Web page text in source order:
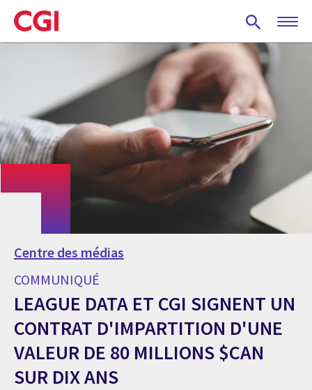
Skip
to
main
Centre des médias
COMMUNIQUÉ
LEAGUE DATA ET CGI SIGNENT UN
CONTRAT D'IMPARTITION D'UNE
VALEUR DE 80 MILLIONS $CAN
SUR DIX ANS